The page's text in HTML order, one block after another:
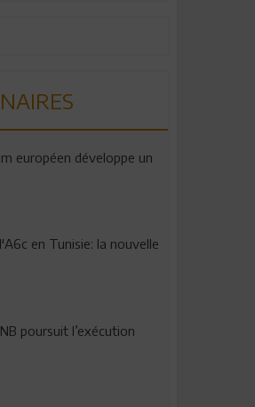
européen développe un
l'A6c en Tunisie: la nouvelle
poursuit l’exécution